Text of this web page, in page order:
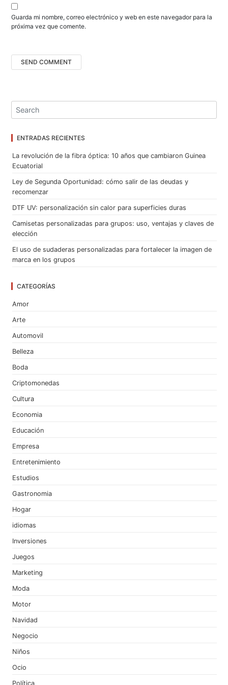
s
Guarda mi nombre, correo electrónico y web en este navegador para la
próxima vez que comente.
ENTRADAS RECIENTES
La revolución de la fibra óptica: 10 años que cambiaron Guinea
Ecuatorial
Ley de Segunda Oportunidad: cómo salir de las deudas y
recomenzar
DTF UV: personalización sin calor para superficies duras
Camisetas personalizadas para grupos: uso, ventajas y claves de
elección
El uso de sudaderas personalizadas para fortalecer la imagen de
marca en los grupos
CATEGORÍAS
Amor
Arte
Automovil
Belleza
Boda
Criptomonedas
Cultura
Economia
Educación
Empresa
Entretenimiento
Estudios
Gastronomia
Hogar
idiomas
Inversiones
Juegos
Marketing
Moda
Motor
Navidad
Negocio
Niños
Ocio
Política